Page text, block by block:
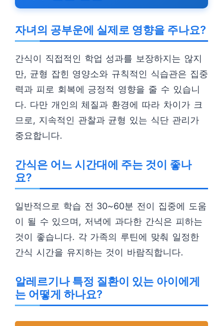
자녀의 공부운에 실제로 영향을 주나요?
간식이 직접적인 학업 성과를 보장하지는 않지
만, 균형 잡힌 영양소와 규칙적인 식습관은 집중
력과 피로 회복에 긍정적 영향을 줄 수 있습니
다. 다만 개인의 체질과 환경에 따라 차이가 크
므로, 지속적인 관찰과 균형 있는 식단 관리가
중요합니다.
간식은 어느 시간대에 주는 것이 좋나
요?
일반적으로 학습 전 30~60분 전이 집중에 도움
이 될 수 있으며, 저녁에 과다한 간식은 피하는
것이 좋습니다. 각 가족의 루틴에 맞춰 일정한
간식 시간을 유지하는 것이 바람직합니다.
알레르기나 특정 질환이 있는 아이에게
는 어떻게 하나요?